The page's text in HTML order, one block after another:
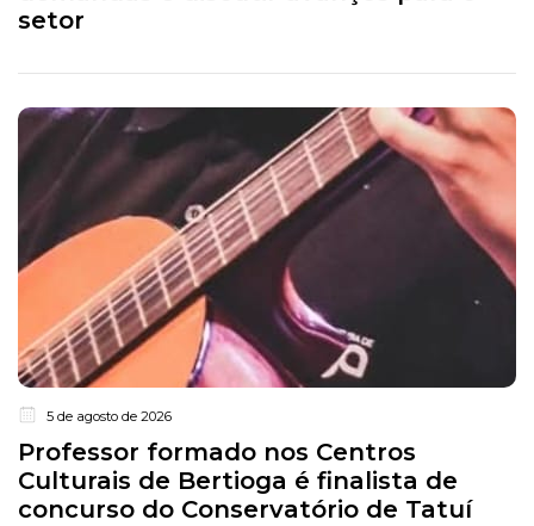
setor
5 de agosto de 2026
Professor formado nos Centros
Culturais de Bertioga é finalista de
concurso do Conservatório de Tatuí